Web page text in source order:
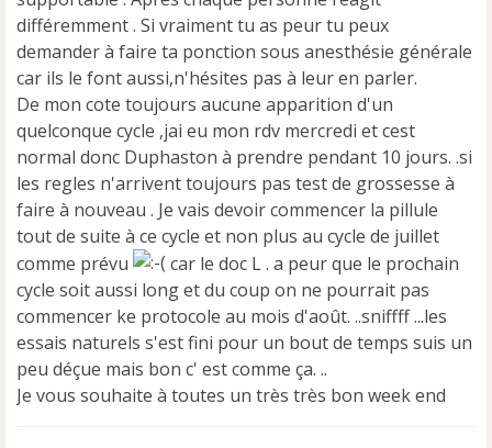
u
différemment . Si vraiment tu as peur tu peux
demander à faire ta ponction sous anesthésie générale
car ils le font aussi,n'hésites pas à leur en parler.
De mon cote toujours aucune apparition d'un
quelconque cycle ,jai eu mon rdv mercredi et cest
normal donc Duphaston à prendre pendant 10 jours. .si
les regles n'arrivent toujours pas test de grossesse à
faire à nouveau . Je vais devoir commencer la pillule
tout de suite à ce cycle et non plus au cycle de juillet
comme prévu
car le doc L . a peur que le prochain
cycle soit aussi long et du coup on ne pourrait pas
commencer ke protocole au mois d'août. ..sniffff ...les
essais naturels s'est fini pour un bout de temps suis un
peu déçue mais bon c' est comme ça. ..
Je vous souhaite à toutes un très très bon week end